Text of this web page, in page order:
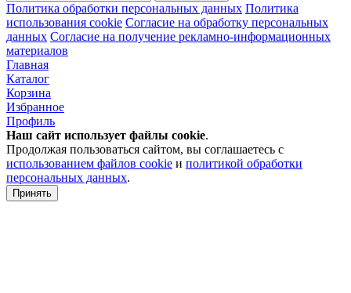
Политика обработки персональных данных Политика
использования cookie Согласие на обработку персональных
данных Согласие на получение рекламно-информационных
материалов
Главная
Каталог
Корзина
Избранное
Профиль
Наш сайт использует файлы cookie.
Продолжая пользоваться сайтом, вы соглашаетесь с
использованием файлов cookie и политикой обработки
персональных данных.
Принять